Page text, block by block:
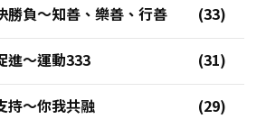
勝負～知善、樂善、行善
進～運動333
持～你我共融